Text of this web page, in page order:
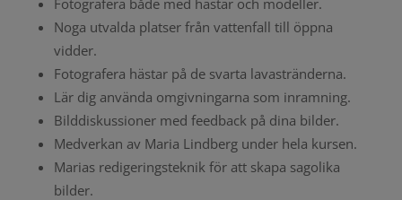
Fotografera både med hästar och modeller.
Noga utvalda platser från vattenfall till öppna
vidder.
Fotografera hästar på de svarta lavastränderna.
Lär dig använda omgivningarna som inramning.
Bilddiskussioner med feedback på dina bilder.
Medverkan av Maria Lindberg under hela kursen.
Marias redigeringsteknik för att skapa sagolika
bilder.